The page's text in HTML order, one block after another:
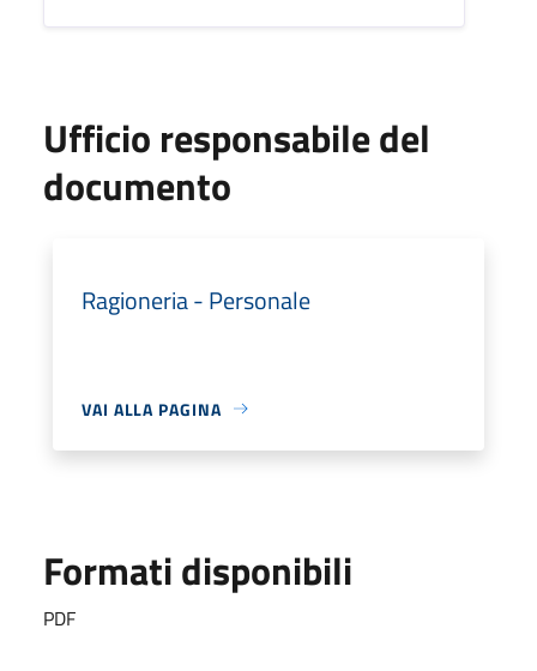
Ufficio responsabile del
documento
Ragioneria - Personale
VAI ALLA PAGINA
Formati disponibili
PDF